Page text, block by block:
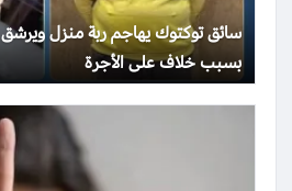
سائق توكتوك يهاجم ربة منزل ويرشق
بسبب خلاف على الأجرة